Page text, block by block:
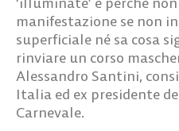
manifestazione se non
superficiale né sa cosa
rinviare un corso
Alessandro Santini,
Italia ed ex presidente
Carnevale.